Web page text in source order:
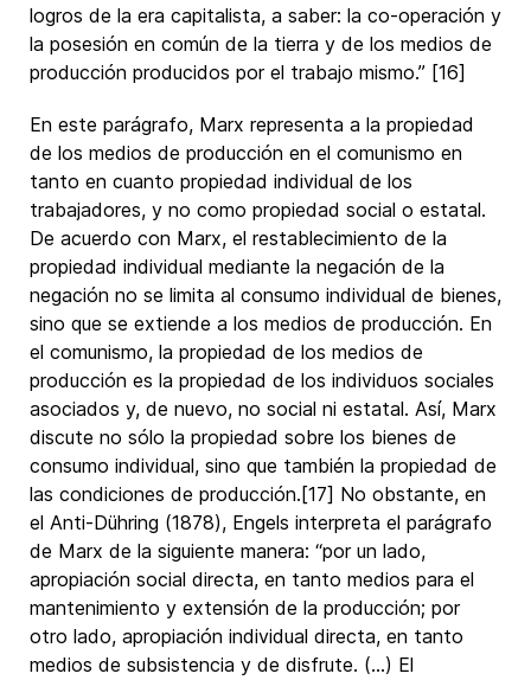
logros de la era capitalista, a saber: la co-operación y
la posesión en común de la tierra y de los medios de
producción producidos por el trabajo mismo.” [16]
En este parágrafo, Marx representa a la propiedad
de los medios de producción en el comunismo en
tanto en cuanto propiedad individual de los
trabajadores, y no como propiedad social o estatal.
De acuerdo con Marx, el restablecimiento de la
propiedad individual mediante la negación de la
negación no se limita al consumo individual de bienes,
sino que se extiende a los medios de producción. En
el comunismo, la propiedad de los medios de
producción es la propiedad de los individuos sociales
asociados y, de nuevo, no social ni estatal. Así, Marx
discute no sólo la propiedad sobre los bienes de
consumo individual, sino que también la propiedad de
las condiciones de producción.[17] No obstante, en
el Anti-Dühring (1878), Engels interpreta el parágrafo
de Marx de la siguiente manera: “por un lado,
apropiación social directa, en tanto medios para el
mantenimiento y extensión de la producción; por
otro lado, apropiación individual directa, en tanto
medios de subsistencia y de disfrute. (…) El